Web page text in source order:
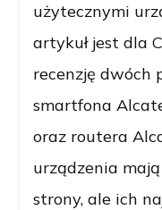
użytecznymi
artykuł jest dla
recenzję dwóch
smartfona
oraz routera
urządzenia mają
strony, ale ich